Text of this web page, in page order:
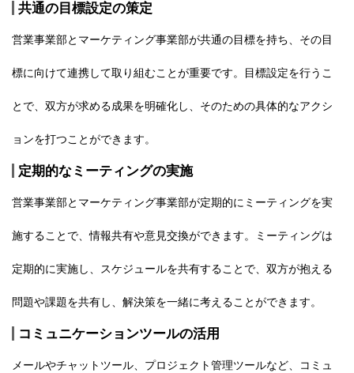
共通の目標設定の策定
営業事業部とマーケティング事業部が共通の目標を持ち、その目
標に向けて連携して取り組むことが重要です。目標設定を行うこ
とで、双方が求める成果を明確化し、そのための具体的なアクシ
ョンを打つことができます。
定期的なミーティングの実施
営業事業部とマーケティング事業部が定期的にミーティングを実
施することで、情報共有や意見交換ができます。ミーティングは
定期的に実施し、スケジュールを共有することで、双方が抱える
問題や課題を共有し、解決策を一緒に考えることができます。
コミュニケーションツールの活用
メールやチャットツール、プロジェクト管理ツールなど、コミュ